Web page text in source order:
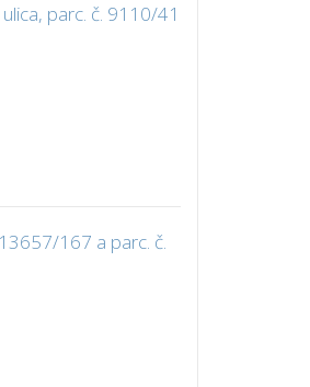
parc. č. 9110/41
167 a parc. č.